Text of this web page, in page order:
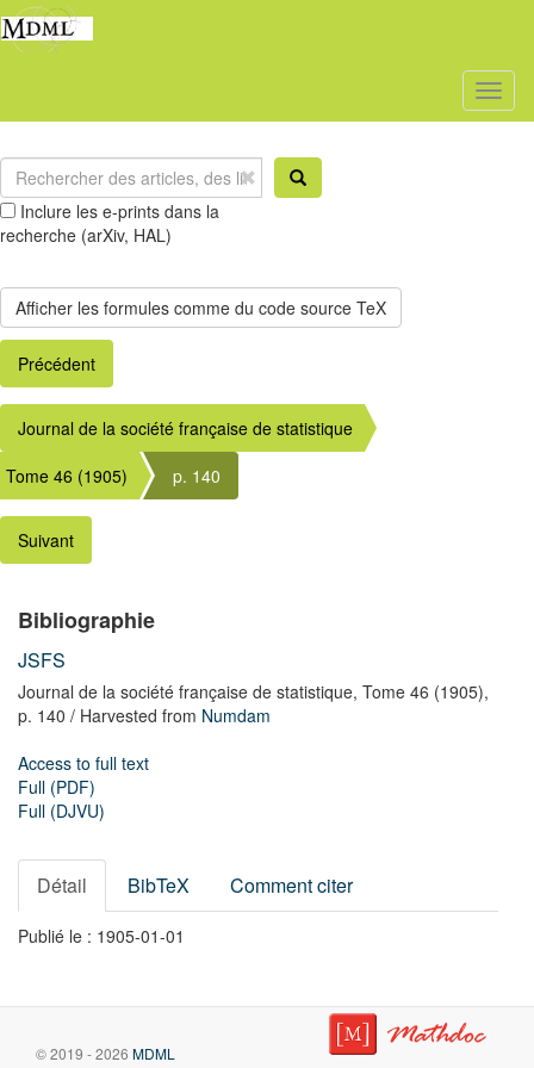
Inclure les e-prints dans la
recherche (arXiv, HAL)
Précédent
Journal de la société française de statistique
Tome 46 (1905)
p. 140
Suivant
Bibliographie
JSFS
Journal de la société française de statistique, Tome 46 (1905),
p. 140 / Harvested from Numdam
Access to full text
Full (PDF)
Full (DJVU)
Détail BibTeX Comment citer
Publié le : 1905-01-01
© 2019 - 2026 MDML